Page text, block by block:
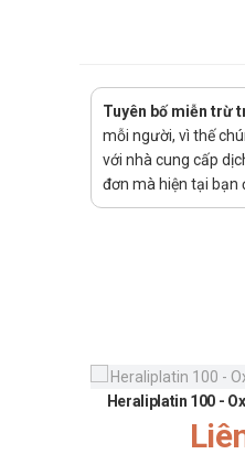
Nhiễm nấm
Hướng dẫn
Cách dùng:
Nấm ngoài
Các vùng
Nhiễm
Tuyên bố miễn trừ
mỗi người, vì thế
với nhà cung cấp
đơn mà hiện tại bạn
Heraliplatin 100 -